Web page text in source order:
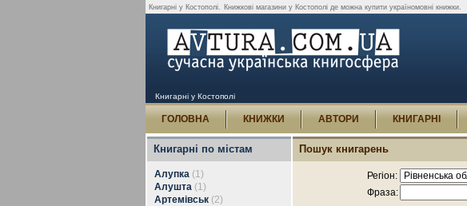
Книгарні у Костополі. Книжкові магазини у Костополі де можна купити україномовні книжки.
Книгарні у Костополі
ГОЛОВНА КНИЖКИ АВТОРИ КНИГАРНІ
Книгарні по містам
Алупка (1)
Алушта (1)
Артемівськ (2)
Пошук книгарень
Регіон:
Фраза: